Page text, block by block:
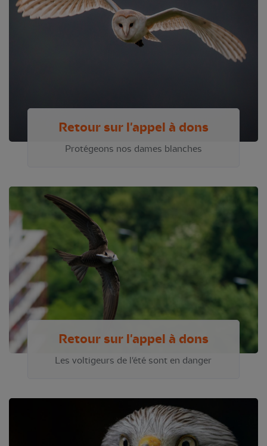
Retour sur l'appel à dons
Protégeons nos dames blanches
Retour sur l'appel à dons
Les voltigeurs de l'été sont en danger